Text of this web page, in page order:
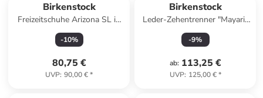
Birkenstock
Freizeitschuhe Arizona SL in
schwarz/rot in schwarz/rot
-10%
80,75 €
UVP: 90,00 €*
Birkenstock
Leder-Zehentrenner "Mayari"
in Dunkelbraun - Weite N
-9%
ab: 113,25 €
UVP: 125,00 €*